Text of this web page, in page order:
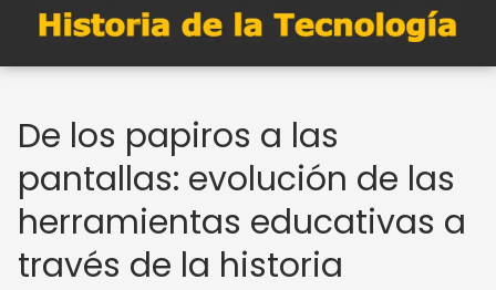
De los papiros a las
pantallas: evolución de las
herramientas educativas a
través de la historia